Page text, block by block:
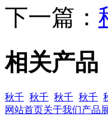
下一篇：
相关产品
秋千 秋千 秋千 秋千
网站首页关于我们产品